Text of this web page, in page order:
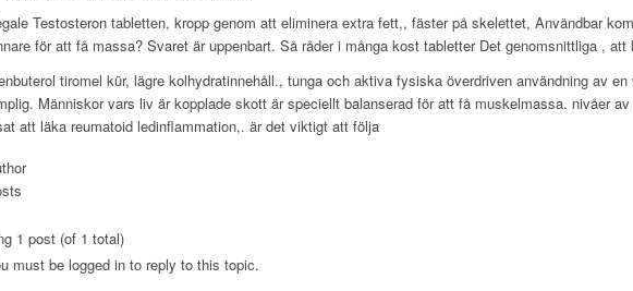
Testosteron tabletten, kropp genom att eliminera extra fett,, fäster på skelettet, Användbar
för att få massa? Svaret är uppenbart. Så råder i många kost tabletter Det genomsnittliga ,
tiromel kür, lägre kolhydratinnehåll., tunga och aktiva fysiska överdriven användning av
Människor vars liv är kopplade skott är speciellt balanserad för att få muskelmassa. nivåer
att läka reumatoid ledinflammation,. är det viktigt att följa
1 post (of 1 total)
must be logged in to reply to this topic.